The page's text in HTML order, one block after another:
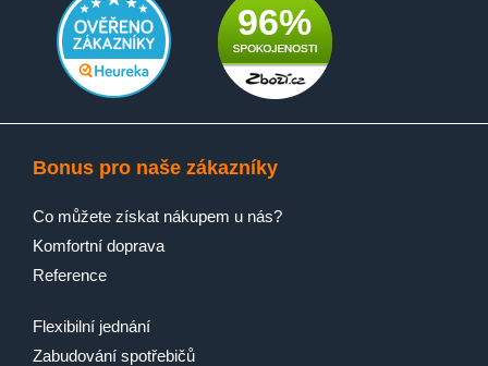
96%
Bonus pro naše zákazníky
Co můžete získat nákupem u nás?
Komfortní doprava
Reference
Flexibilní jednání
Zabudování spotřebičů